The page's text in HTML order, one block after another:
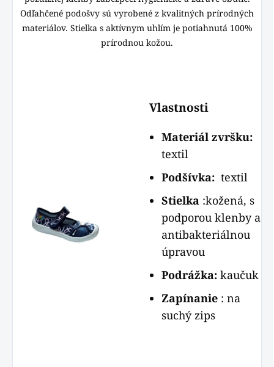
Odľahčené podošvy sú vyrobené z kvalitných prírodných
materiálov. Stielka s aktívnym uhlím je potiahnutá 100%
prírodnou kožou.
Vlastnosti
Materiál zvršku:
textil
Podšívka: textil
Stielka :kožená, s
podporou klenby a
antibakteriálnou
úpravou
Podrážka: kaučuk
Zapínanie : na
suchý zips